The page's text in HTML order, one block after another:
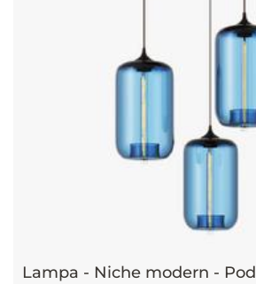
Lampa - Niche modern - Pod